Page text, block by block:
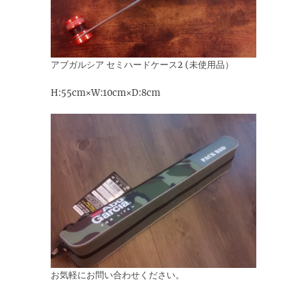
アブガルシア セミハードケース2 (未使用品）
H:55cm×W:10cm×D:8cm
お気軽にお問い合わせください。